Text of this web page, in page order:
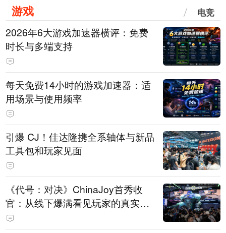
游戏 电竞
2026年6大游戏加速器横评：免费
时长与多端支持
每天免费14小时的游戏加速器：适
用场景与使用频率
引爆 CJ！佳达隆携全系轴体与新品
工具包和玩家见面
《代号：对决》ChinaJoy首秀收
官：从线下爆满看见玩家的真实期
待